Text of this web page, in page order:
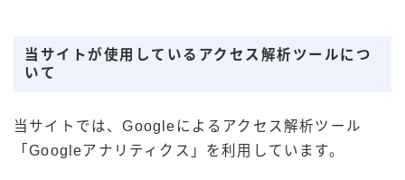
当サイトが使用しているアクセス解析ツールにつ
いて
当サイトでは、Googleによるアクセス解析ツール
「Googleアナリティクス」を利用しています。